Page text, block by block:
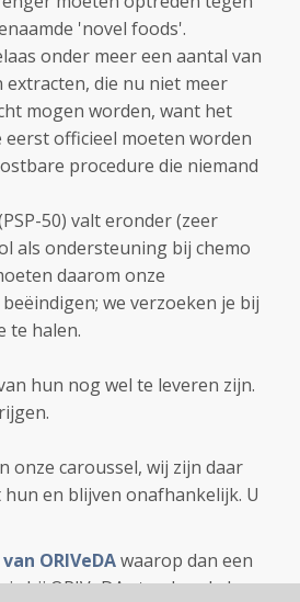
'novel foods'.
onder meer een aantal van
extracten, die nu niet meer
mogen worden, want het
officieel moeten worden
procedure die niemand
50) valt eronder (zeer
als ondersteuning bij chemo
daarom onze
we verzoeken je bij
te halen.
hun nog wel te leveren zijn.
onze caroussel, wij zijn daar
en blijven onafhankelijk. U
ORIVeDAwaarop dan een
bij ORIVeDA standaard al